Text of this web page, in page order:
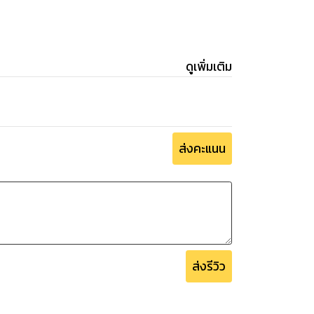
ดูเพิ่มเติม
ส่งคะแนน
ส่งรีวิว